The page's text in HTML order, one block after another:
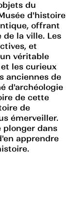
du
d'histoire
offrant
la ville. Les
et
véritable
les curieux
anciennes de
d'archéologie
de cette
de
émerveiller.
plonger dans
apprendre